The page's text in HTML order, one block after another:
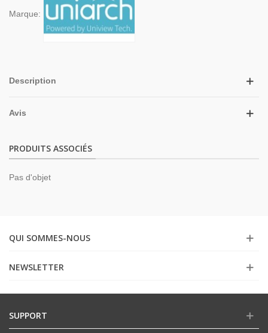
Marque:
Description
Avis
PRODUITS ASSOCIÉS
Pas d'objet
QUI SOMMES-NOUS
NEWSLETTER
SUPPORT